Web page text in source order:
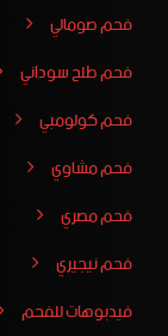
فحم صومالي
فحم طلح سوداني
فحم كولومبي
فحم مشاوي
فحم مصري
فحم نيجيري
فيدبوهات للفحم